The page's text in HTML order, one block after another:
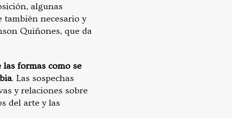
algunas
también necesario y
Quiñones, que da
formas como se
. Las sospechas
y relaciones sobre
del arte y las